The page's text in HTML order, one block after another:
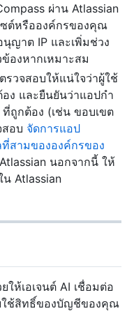
ผ่าน Atlassian
ซต์หรือองค์กรของคุณ
ญาต IP และเพิ่มช่วง
องหากเหมาะสม
ตรวจสอบให้แน่ใจว่าผู้ใช้
ง และยืนยันว่าแอปกำ
ถูกต้อง (เช่น ขอบเขต
อบ จัดการแอป
สามขององค์กรของ
นอกจากนี้ ให้
Atlassian
ห้เอเจนต์ AI เชื่อมต่อ
ใช้สิทธิ์ของบัญชีของคุณ